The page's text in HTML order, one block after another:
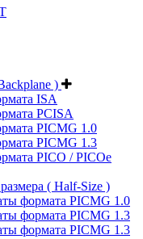
)
ISA
PCISA
PICMG 1.0
PICMG 1.3
PICO / PICOe
( Half-Size )
формата PICMG 1.0
формата PICMG 1.3
формата PICMG 1.3